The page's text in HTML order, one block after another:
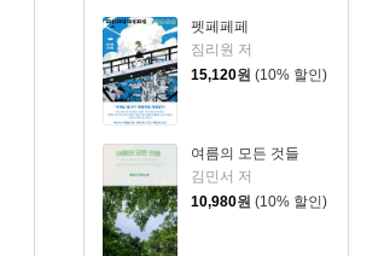
펫페페페
짐리원 저
15,120원 (10% 할인)
여름의 모든 것들
김민서 저
10,980원 (10% 할인)